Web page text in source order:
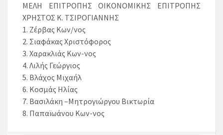
ΜΕΛΗ ΕΠΙΤΡΟΠΗΣ ΟΙΚΟΝΟΜΙΚΗΣ ΕΠΙΤΡΟΠΗΣ
ΧΡΗΣΤΟΣ Κ. ΤΣΙΡΟΓΙΑΝΝΗΣ
1. Ζέρβας Κων/νος
2. Σιαφάκας Χριστόφορος
3. Χαρακλιάς Κων-νος
4. Λιλής Γεώργιος
5. Βλάχος Μιχαήλ
6. Κοσμάς Ηλίας
7. Βασιλάκη –Μητρογιώργου Βικτωρία
8. Παπαϊωάνου Κων-νος